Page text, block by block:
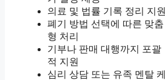
의료 및 법률 기록 정리 지원
폐기 방법 선택에 따른 맞춤
형 처리
기부나 판매 대행까지 포괄
적 지원
심리 상담 또는 유족 멘탈 케